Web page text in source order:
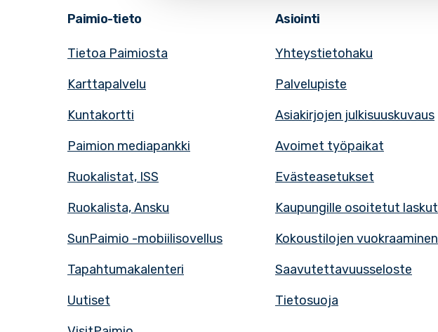
Paimio-tieto
Tietoa Paimiosta
Karttapalvelu
Kuntakortti
Paimion mediapankki
Ruokalistat, ISS
Ruokalista, Ansku
SunPaimio -mobiilisovellus
Tapahtumakalenteri
Uutiset
Asiointi
Yhteystietohaku
Palvelupiste
Asiakirjojen julkisuuskuvaus
Avoimet työpaikat
Evästeasetukset
Kaupungille osoitetut laskut
Kokoustilojen vuokraaminen
Saavutettavuusseloste
Tietosuoja